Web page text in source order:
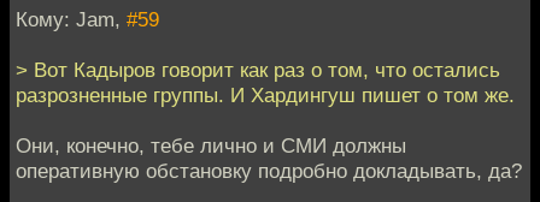
Кому: Jam, #59
> Вот Кадыров говорит как раз о том, что остались
разрозненные группы. И Хардингуш пишет о том же.
Они, конечно, тебе лично и СМИ должны
оперативную обстановку подробно докладывать, да?